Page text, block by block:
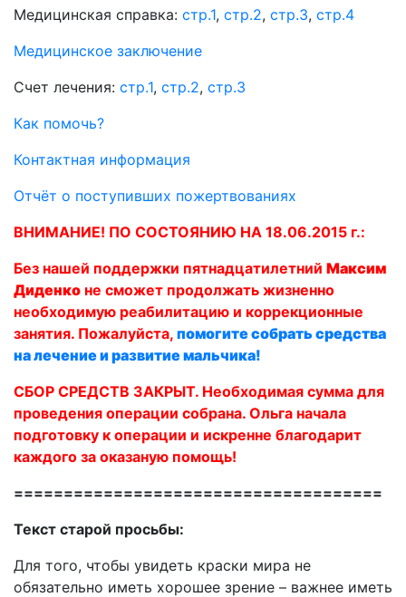
Медицинская справка: стр.1, стр.2, стр.3, стр.4
Медицинское заключение
Счет лечения: стр.1, стр.2, стр.3
Как помочь?
Контактная информация
Отчёт о поступивших пожертвованиях
ВНИМАНИЕ! ПО СОСТОЯНИЮ НА 18.06.2015 г.:
Без нашей поддержки пятнадцатилетний Максим
Диденко не сможет продолжать жизненно
необходимую реабилитацию и коррекционные
занятия. Пожалуйста, помогите собрать средства
на лечение и развитие мальчика!
СБОР СРЕДСТВ ЗАКРЫТ. Необходимая сумма для
проведения операции собрана. Ольга начала
подготовку к операции и искренне благодарит
каждого за оказаную помощь!
=====================================
Текст старой просьбы:
Для того, чтобы увидеть краски мира не
обязательно иметь хорошее зрение – важнее иметь